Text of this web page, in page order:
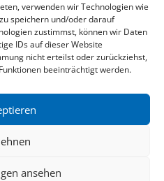
verwenden wir Technologien wie
speichern und/oder darauf
zustimmst, können wir Daten
IDs auf dieser Website
nicht erteilst oder zurückziehst,
beeinträchtigt werden.
ansehen
anmelden